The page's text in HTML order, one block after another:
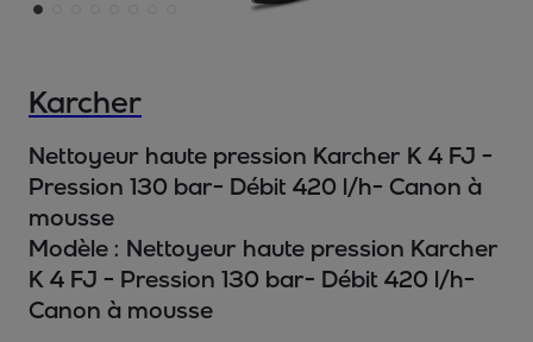
Karcher
Nettoyeur haute pression Karcher K 4 FJ -
Pression 130 bar- Débit 420 l/h- Canon à
mousse
Modèle : Nettoyeur haute pression Karcher
K 4 FJ - Pression 130 bar- Débit 420 l/h-
Canon à mousse